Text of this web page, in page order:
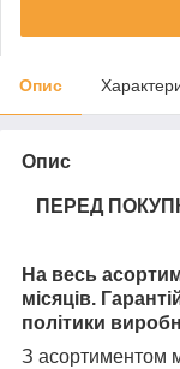
Опис
Опис
ПЕРЕД
На весь
місяців.
політики
З асортиментом